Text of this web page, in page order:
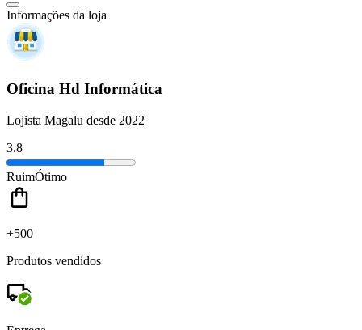
Informações da loja
Oficina Hd Informática
Lojista Magalu desde 2022
3.8
RuimÓtimo
+500
Produtos vendidos